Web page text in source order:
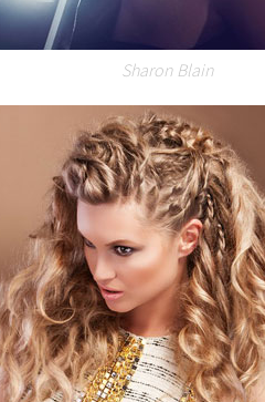
Sharon Blain